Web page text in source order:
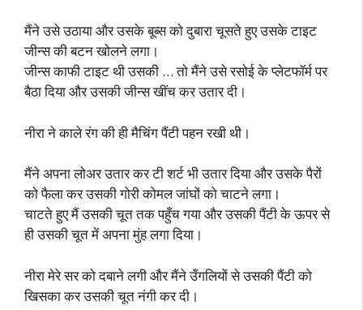
मैंने उसे उठाया और उसके बूब्स को दुबारा चूसते हुए उसके टाइट
जीन्स की बटन खोलने लगा।
जीन्स काफी टाइट थी उसकी … तो मैंने उसे रसोई के प्लेटफॉर्म पर
बैठा दिया और उसकी जीन्स खींच कर उतार दी।
नीरा ने काले रंग की ही मैचिंग पैंटी पहन रखी थी।
मैंने अपना लोअर उतार कर टी शर्ट भी उतार दिया और उसके पैरों
को फैला कर उसकी गोरी कोमल जांघों को चाटने लगा।
चाटते हुए मैं उसकी चूत तक पहुँच गया और उसकी पैंटी के ऊपर से
ही उसकी चूत में अपना मुंह लगा दिया।
नीरा मेरे सर को दबाने लगी और मैंने उँगलियों से उसकी पैंटी को
खिसका कर उसकी चूत नंगी कर दी।